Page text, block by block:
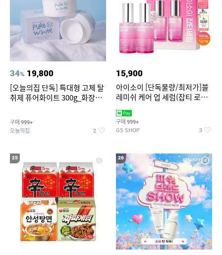
34% 19,800
[오늘의집 단독] 특대형 고체 탈
취제 퓨어화이트 300g_화장실
구매 999+
오늘의집 2
15,900
아이소이 [단독물량/최저가]블
레미쉬 케어 업 세럼(잡티 로즈
2027-04-24)
구매 999+
GS SHOP 3
25 26